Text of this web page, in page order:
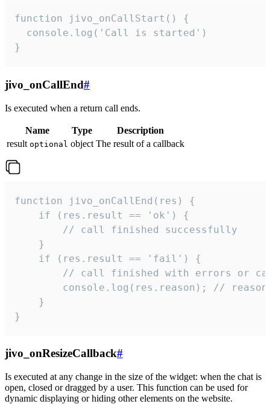
function jivo_onCallStart() {
  console.log('Call is started')
}
jivo_onCallEnd#
Is executed when a return call ends.
Name Type
Description
result optional object The result of a callback
function jivo_onCallEnd(res) {
    if (res.result == 'ok') {
        // call finished successfully
    }
    if (res.result == 'fail') {
// call finished with errors or
console.log(res.reason); //
    }
}
jivo_onResizeCallback#
Is executed at any change in the size of the widget: when the chat is
open, closed or dragged by a user. This function can be used for
dynamic displaying or hiding other elements on the website.